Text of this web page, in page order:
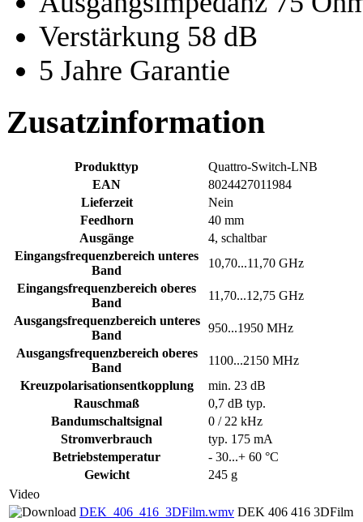
Verstärkung 58 dB
5 Jahre Garantie
Zusatzinformation
Produkttyp
Quattro-Switch-LNB
EAN
8024427011984
Lieferzeit
Nein
Feedhorn
40 mm
Ausgänge
4, schaltbar
Eingangsfrequenzbereich unteres
Band
10,70...11,70 GHz
Eingangsfrequenzbereich oberes
Band
11,70...12,75 GHz
Ausgangsfrequenzbereich unteres
Band
950...1950 MHz
Ausgangsfrequenzbereich oberes
Band
1100...2150 MHz
Kreuzpolarisationsentkopplung
min. 23 dB
Rauschmaß
0,7 dB typ.
Bandumschaltsignal
0 / 22 kHz
Stromverbrauch
typ. 175 mA
Betriebstemperatur
- 30...+ 60 °C
Gewicht
245 g
Video
DEK_406_416_3DFilm.wmv DEK 406 416 3DFilm